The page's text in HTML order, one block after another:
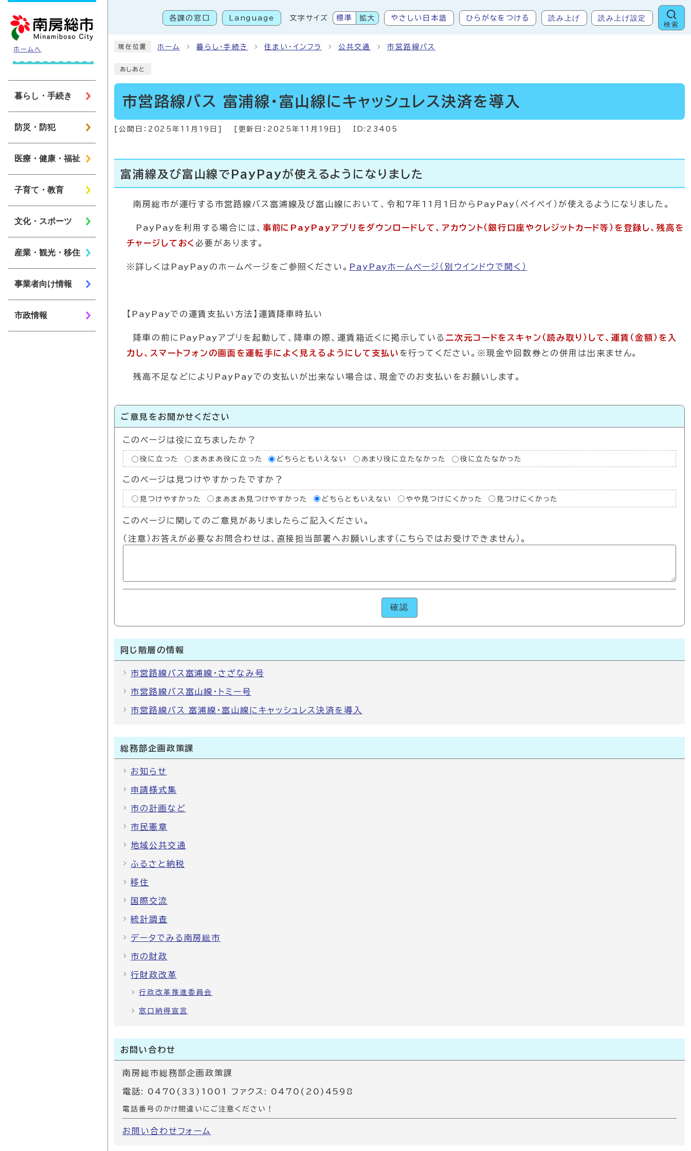
各課の窓口 Language 文字サイズ 標準 拡大 やさしい日本語 ひらがなをつける 読み上げ 読み上げ設定
検索
ホームへ
暮らし・手続き
防災・防犯
医療・健康・福祉
子育て・教育
文化・スポーツ
産業・観光・移住
事業者向け情報
市政情報
現在位置 ホーム 暮らし・手続き 住まい・インフラ 公共交通 市営路線バス
あしあと
市営路線バス 富浦線・富山線にキャッシュレス決済を導入
[公開日： 2025年11月19日 [更新日： 2025年11月19日 ID:23405
富浦線及び富山線でPayPayが使えるようになりました
南房総市が運行する市営路線バス富浦線及び富山線において、令和7年11月1日からPayPay（ペイペイ）が使えるようになりました。
PayPayを利用する場合には、 事前にPayPayアプリをダウンロードして、アカウント（銀行口座やクレジットカード等）を登録し、残高を
チャージしておく必要があります。
※詳しくはPayPayのホームページをご参照ください。 PayPayホームページ （別ウインドウで開く）
【PayPayでの運賃支払い方法】運賃降車時払い
降車の前にPayPayアプリを起動して、降車の際、運賃箱近くに掲示している 二次元コードをスキャン（読み取り）して、運賃（金額）を入
力し、スマートフォンの画面を運転手によく見えるようにして支払い を行ってください。※現金や回数券との併用は出来ません。
残高不足などによりPayPayでの支払いが出来ない場合は、現金でのお支払いをお願いします。
ご意見をお聞かせください
このページは役に立ちましたか？
役に立った まあまあ役に立った どちらともいえない あまり役に立たなかった 役に立たなかった
このページは見つけやすかったですか？
見つけやすかった まあまあ見つけやすかった どちらともいえない やや見つけにくかった 見つけにくかった
このページに関してのご意見がありましたらご記入ください。
（注意）お答えが必要なお問合わせは、直接担当部署へお願いします（こちらではお受けできません）。
確認
同じ階層の情報
市営路線バス富浦線・さざなみ号
市営路線バス富山線・トミー号
市営路線バス 富浦線・富山線にキャッシュレス決済を導入
総務部企画政策課
お知らせ
申請様式集
市の計画など
市民憲章
地域公共交通
ふるさと納税
移住
国際交流
統計調査
データでみる南房総市
市の財政
行財政改革
行政改革推進委員会
窓口納得宣言
お問い合わせ
南房総市総務部企画政策課
電話: 0470(33)1001 ファクス: 0470(20)4598
電話番号のかけ間違いにご注意ください！
お問い合わせフォーム